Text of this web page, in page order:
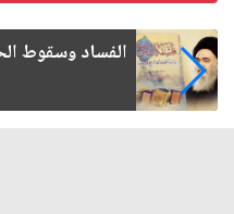
رواتب